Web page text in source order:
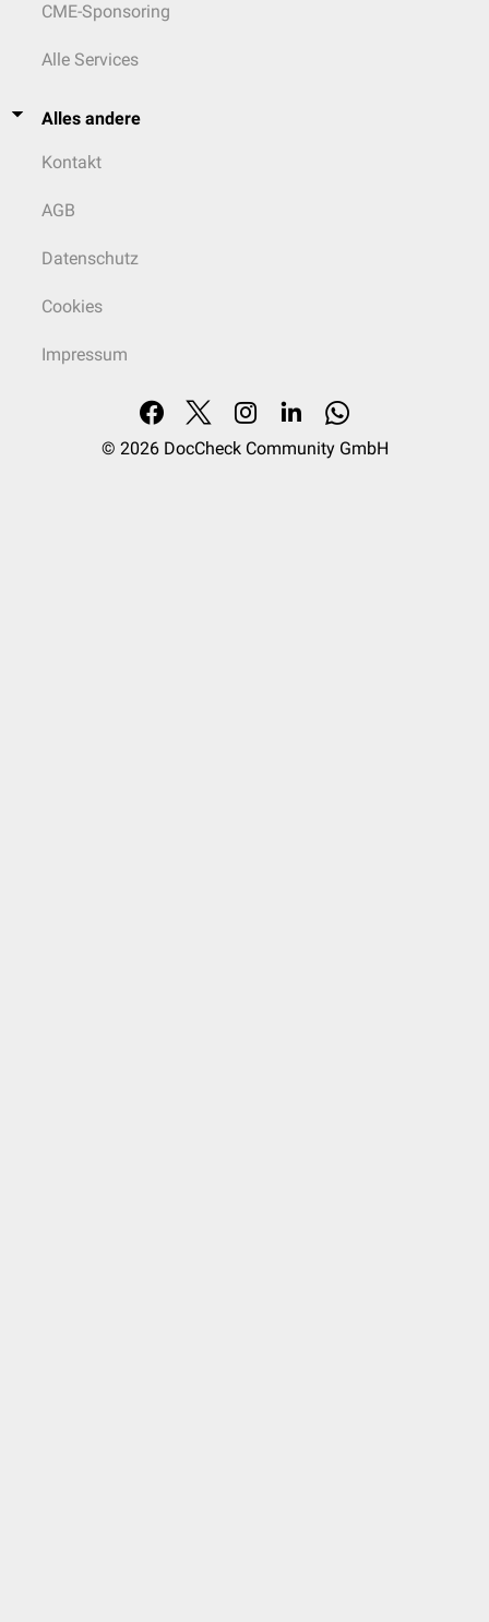
CME-Sponsoring
Alle Services
Alles andere
Kontakt
AGB
Datenschutz
Cookies
Impressum
© 2026 DocCheck Community GmbH